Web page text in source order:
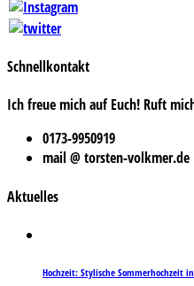
Schnellkontakt
Ich freue mich auf Euch! Ruft
0173-9950919
mail @ torsten-volkmer.de
Aktuelles
Hochzeit: Stylische Sommerhochzeit